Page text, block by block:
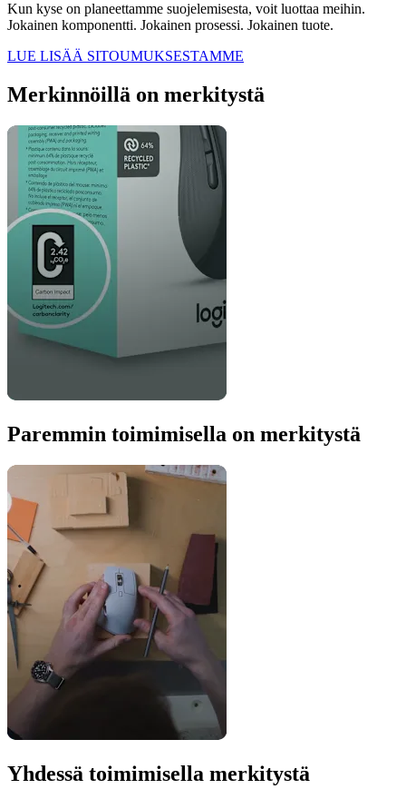
Kun kyse on planeettamme suojelemisesta, voit luottaa meihin.
Jokainen komponentti. Jokainen prosessi. Jokainen tuote.
LUE LISÄÄ SITOUMUKSESTAMME
Merkinnöillä on merkitystä
Paremmin toimimisella on merkitystä
Yhdessä toimimisella merkitystä